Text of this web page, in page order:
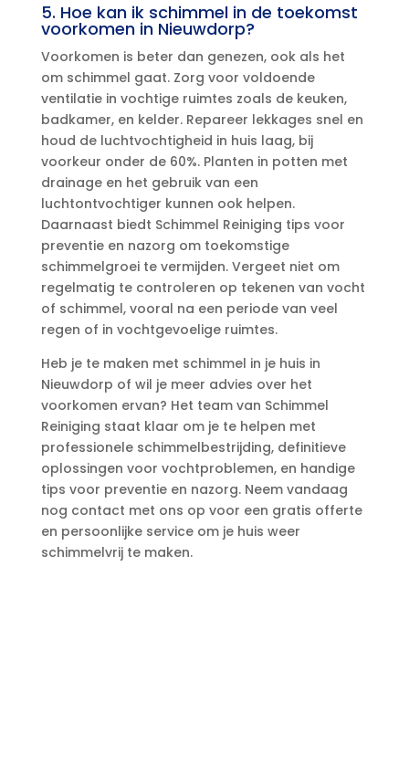
5.​ Hoe kan ik schimmel in de toekomst
voorkomen in Nieuwdorp?
Voorkomen is beter dan genezen, ook als het
om schimmel gaat.​ Zorg voor voldoende
ventilatie in vochtige ruimtes zoals de keuken,
badkamer, en kelder.​ Repareer lekkages snel en
houd de luchtvochtigheid in huis laag, bij
voorkeur onder de 60%.​ Planten in potten met
drainage en het gebruik van een
luchtontvochtiger kunnen ook helpen.​
Daarnaast biedt Schimmel Reiniging tips voor
preventie en nazorg om toekomstige
schimmelgroei te vermijden.​ Vergeet niet om
regelmatig te controleren op tekenen van vocht
of schimmel, vooral na een periode van veel
regen of in vochtgevoelige ruimtes.​
Heb je te maken met schimmel in je huis in
Nieuwdorp of wil je meer advies over het
voorkomen ervan? Het team van Schimmel
Reiniging staat klaar om je te helpen met
professionele schimmelbestrijding, definitieve
oplossingen voor vochtproblemen, en handige
tips voor preventie en nazorg.​ Neem vandaag
nog contact met ons op voor een gratis offerte
en persoonlijke service om je huis weer
schimmelvrij te maken.​